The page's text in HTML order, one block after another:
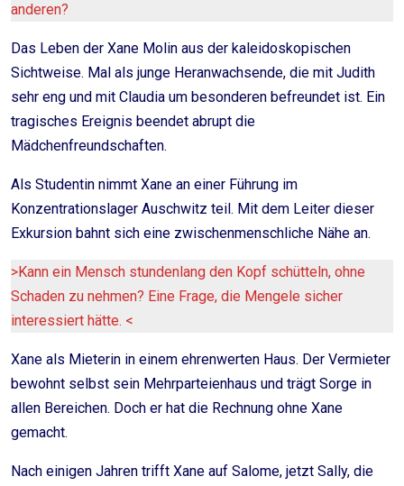
anderen?
Das Leben der Xane Molin aus der kaleidoskopischen
Sichtweise. Mal als junge Heranwachsende, die mit Judith
sehr eng und mit Claudia um besonderen befreundet ist. Ein
tragisches Ereignis beendet abrupt die
Mädchenfreundschaften.
Als Studentin nimmt Xane an einer Führung im
Konzentrationslager Auschwitz teil. Mit dem Leiter dieser
Exkursion bahnt sich eine zwischenmenschliche Nähe an.
>Kann ein Mensch stundenlang den Kopf schütteln, ohne
Schaden zu nehmen? Eine Frage, die Mengele sicher
interessiert hätte. <
Xane als Mieterin in einem ehrenwerten Haus. Der Vermieter
bewohnt selbst sein Mehrparteienhaus und trägt Sorge in
allen Bereichen. Doch er hat die Rechnung ohne Xane
gemacht.
Nach einigen Jahren trifft Xane auf Salome, jetzt Sally, die